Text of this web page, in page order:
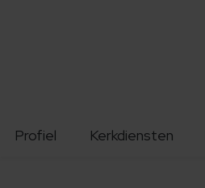
Profiel Kerkdiensten